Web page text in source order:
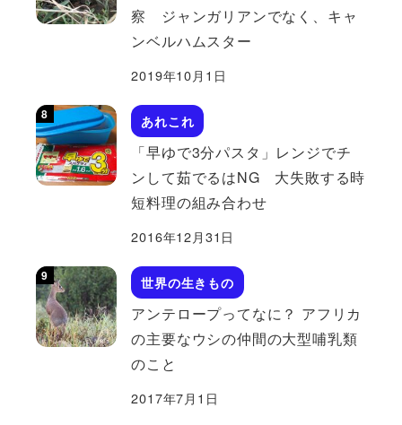
察 ジャンガリアンでなく、キャ
ンベルハムスター
2019年10月1日
あれこれ
「早ゆで3分パスタ」レンジでチ
ンして茹でるはNG 大失敗する時
短料理の組み合わせ
2016年12月31日
世界の生きもの
アンテロープってなに？ アフリカ
の主要なウシの仲間の大型哺乳類
のこと
2017年7月1日